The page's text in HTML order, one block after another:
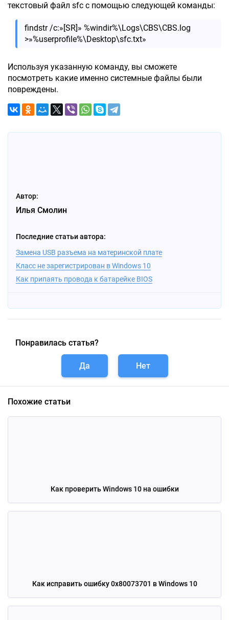
текстовый файл sfc с помощью следующей команды:
findstr /c:»[SR]» %windir%\Logs\CBS\CBS.log
>»%userprofile%\Desktop\sfc.txt»
Используя указанную команду, вы сможете
посмотреть какие именно системные файлы были
повреждены.
Автор:
Илья Смолин
Последние статьи автора:
Замена USB разъема на материнской плате
Класс не зарегистрирован в Windows 10
Как припаять провода к батарейке BIOS
Понравилась статья?
Да Нет
Похожие статьи
Как проверить Windows 10 на ошибки
Как исправить ошибку 0x80073701 в Windows 10